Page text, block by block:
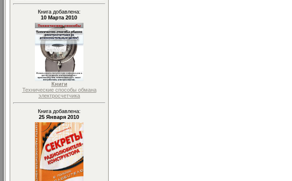
Книга добавлена:
10 Марта 2010
Книги
Технические способы обмана
электросчетчика
Книга добавлена:
25 Января 2010